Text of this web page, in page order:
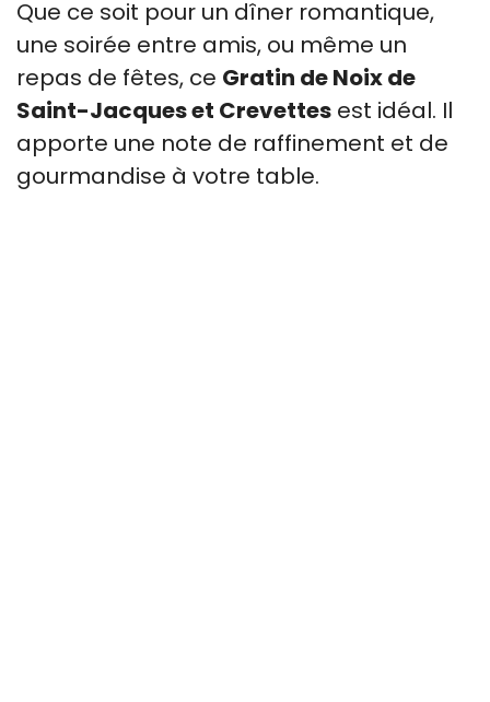
Que ce soit pour un dîner romantique,
une soirée entre amis, ou même un
repas de fêtes, ce Gratin de Noix de
Saint-Jacques et Crevettes est idéal. Il
apporte une note de raffinement et de
gourmandise à votre table.